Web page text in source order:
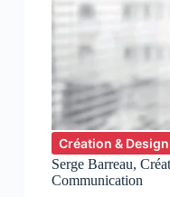
Création & Design
Serge Barreau,
Communication